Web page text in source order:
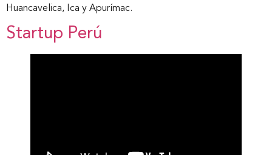
Huancavelica, Ica y Apurímac.
Startup Perú